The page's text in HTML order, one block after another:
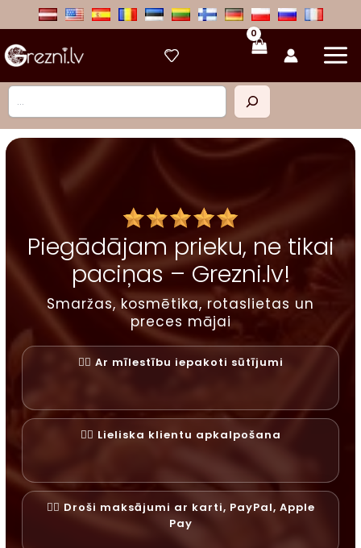
Meklēt
Piegādājam prieku, ne tikai
paciņas – Grezni.lv!
Smaržas, kosmētika, rotaslietas un
preces mājai
✓⃝ Ar mīlestību iepakoti sūtījumi
✓⃝ Lieliska klientu apkalpošana
✓⃝ Droši maksājumi ar karti, PayPal, Apple
Pay